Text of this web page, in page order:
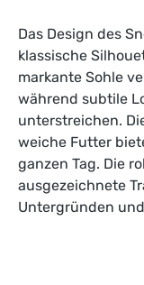
Das Design des
klassische
markante Sohle
während subtile
unterstreichen.
weiche Futter
ganzen Tag. Die
ausgezeichnete
Untergründen